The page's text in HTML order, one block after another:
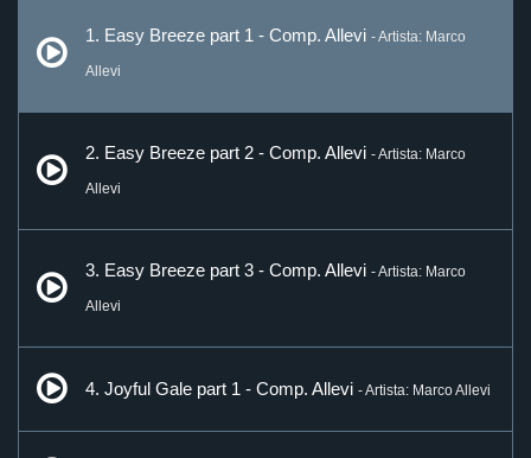
1. Easy Breeze part 1 - Comp. Allevi - Artista: Marco
Allevi
2. Easy Breeze part 2 - Comp. Allevi - Artista: Marco
Allevi
3. Easy Breeze part 3 - Comp. Allevi - Artista: Marco
Allevi
4. Joyful Gale part 1 - Comp. Allevi - Artista: Marco Allevi